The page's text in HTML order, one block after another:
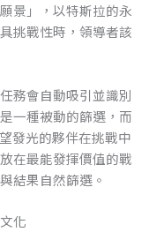
景」，以特斯拉的永
挑戰性時，領導者該
務會自動吸引並識別
一種被動的篩選，而
發光的夥伴在挑戰中
在最能發揮價值的戰
結果自然篩選。
化